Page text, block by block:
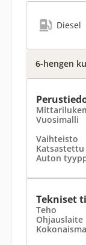
Diesel
6-hengen
Vuosimalli
Vaihteisto
Katsastettu
Auton
Tekniset
Teho
Ohjauslaite